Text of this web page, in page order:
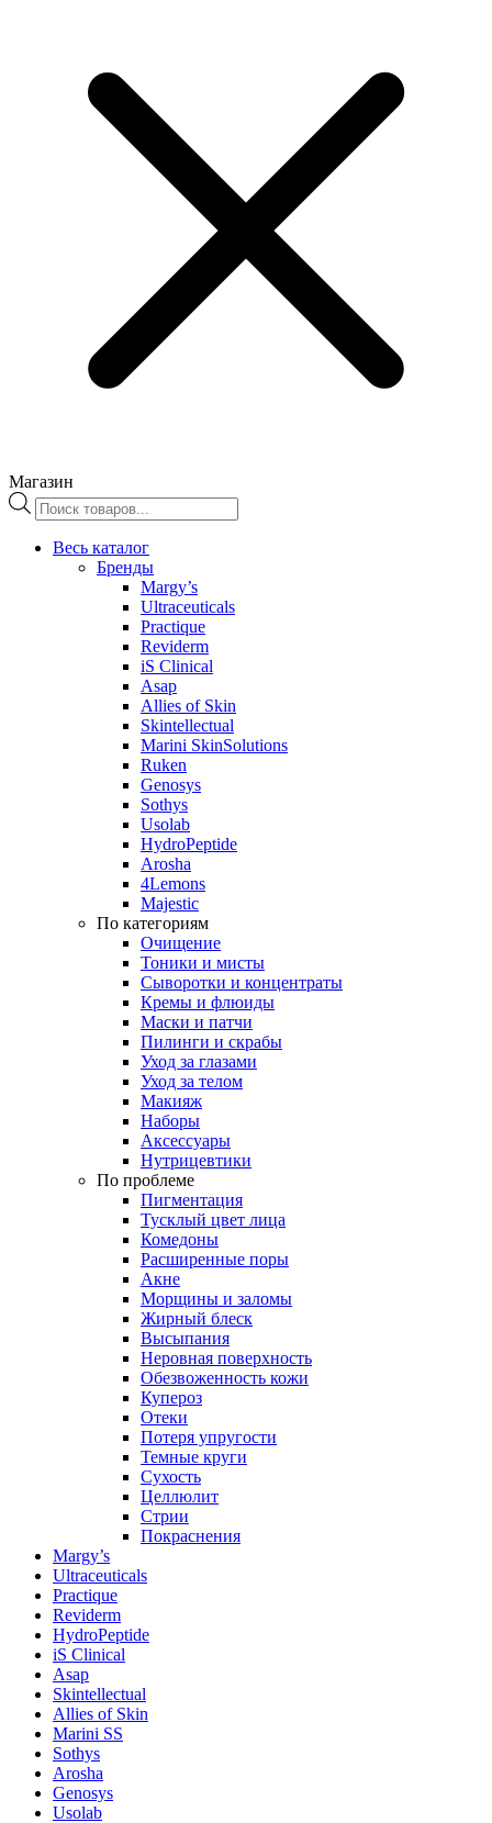
Магазин
Поиск
товаров
Весь каталог
Бренды
Margy’s
Ultraceuticals
Practique
Reviderm
iS Clinical
Asap
Allies of Skin
Skintellectual
Marini SkinSolutions
Ruken
Genosys
Sothys
Usolab
HydroPeptide
Arosha
4Lemons
Majestic
По категориям
Очищение
Тоники и мисты
Сыворотки и концентраты
Кремы и флюиды
Маски и патчи
Пилинги и скрабы
Уход за глазами
Уход за телом
Макияж
Наборы
Аксессуары
Нутрицевтики
По проблеме
Пигментация
Тусклый цвет лица
Комедоны
Расширенные поры
Акне
Морщины и заломы
Жирный блеск
Высыпания
Неровная поверхность
Обезвоженность кожи
Купероз
Отеки
Потеря упругости
Темные круги
Сухость
Целлюлит
Стрии
Покраснения
Margy’s
Ultraceuticals
Practique
Reviderm
HydroPeptide
iS Clinical
Asap
Skintellectual
Allies of Skin
Marini SS
Sothys
Arosha
Genosys
Usolab